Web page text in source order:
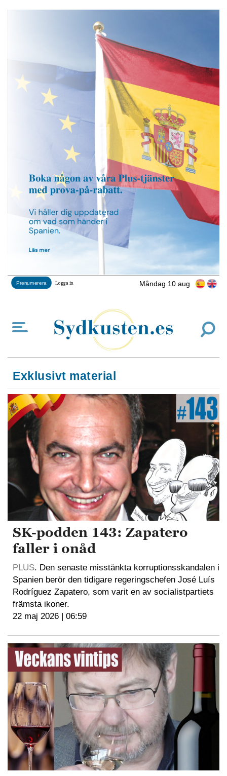
Måndag 10 aug
Prenumerera Logga in
Exklusivt material
SK-podden 143: Zapatero
faller i onåd
PLUS. Den senaste misstänkta korruptionsskandalen i
Spanien berör den tidigare regeringschefen José Luís
Rodríguez Zapatero, som varit en av socialistpartiets
främsta ikoner.
22 maj 2026 | 06:59